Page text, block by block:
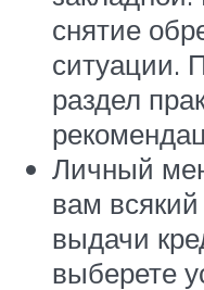
снятие
ситуации.
раздел
Личный
вам
выдачи
выберете